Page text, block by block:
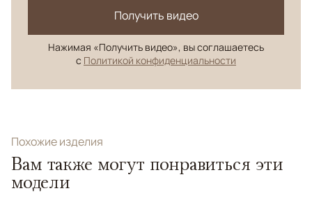
Получить видео
Нажимая «Получить видео», вы соглашаетесь
с Политикой конфиденциальности
Похожие изделия
Вам также могут понравиться эти
модели